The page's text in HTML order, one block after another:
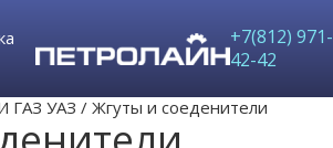
+7(812) 971-
42-42
ГАЗ УАЗ / Жгуты и соеденители